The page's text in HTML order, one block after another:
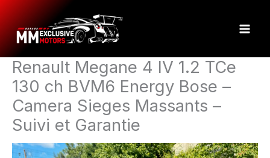
contenu
Renault Megane 4 IV 1.2 TCe
130 ch BVM6 Energy Bose –
Camera Sieges Massants –
Suivi et Garantie